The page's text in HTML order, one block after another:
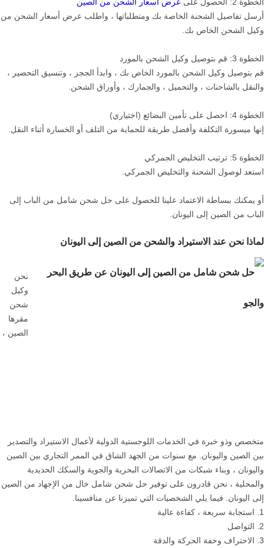
الخطوة 2: الحصول على
عرض أسعار الشحن من الصين
أرسل تفاصيل الشحنة الخاصة بك ومتطلباتها ، واطلب عرض أسعار الشحن من
وكيل الشحن الخاص بك.
الخطوة 3: قم بتوصيل وكيل الشحن بالمورد
قم بتوصيل وكيل الشحن بالمورد الخاص بك ، وابدأ الحجز ، وتنسيق التحضير ،
والنقل بالشاحنات ، والتحميل ، والجمارك ، وأوراق الشحن.
الخطوة 4: احصل على تأمين البضائع (اختياري)
إنها ميسورة التكلفة وأفضل طريقة للحماية من التلف أو الخسارة أثناء النقل.
الخطوة 5: ترتيب التخليص الجمركي
استعد لوصول الشحنة والتخليص الجمركي.
أو يمكنك ببساطة الاعتماد علينا للحصول على حل شحن شامل من الباب إلى
الباب من الصين إلى اليونان.
لماذا نحن عند الاستيراد والشحن من الصين إلى اليونان
نحن
وكيل
شحن
مقرها
الصين ،
متخصص وذو خبرة في الخدمات اللوجستية الدولية لأعمال الاستيراد والتصدير
بين الصين واليونان. مع سنوات من الجهد الشاق في الممر التجاري بين الصين
واليونان ، وبناء شبكات من الاتصالات البحرية والجوية والسكك الحديدية
والمحلية ، نحن قادرون على توفير حل شحن شامل خال من الإجهاد من الصين
إلى اليونان. فيما يلي الشخصيات التي تميزنا عن منافسينا.
1. استجابة سريعة ، كفاءة عالية
2. التواصل
3. الاحتراف وخفة الحركة والدقة